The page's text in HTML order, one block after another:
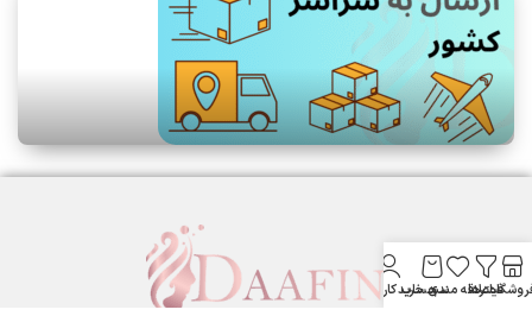
فیلترها
علاقه مندیسبد خرید
حساب کاربری من